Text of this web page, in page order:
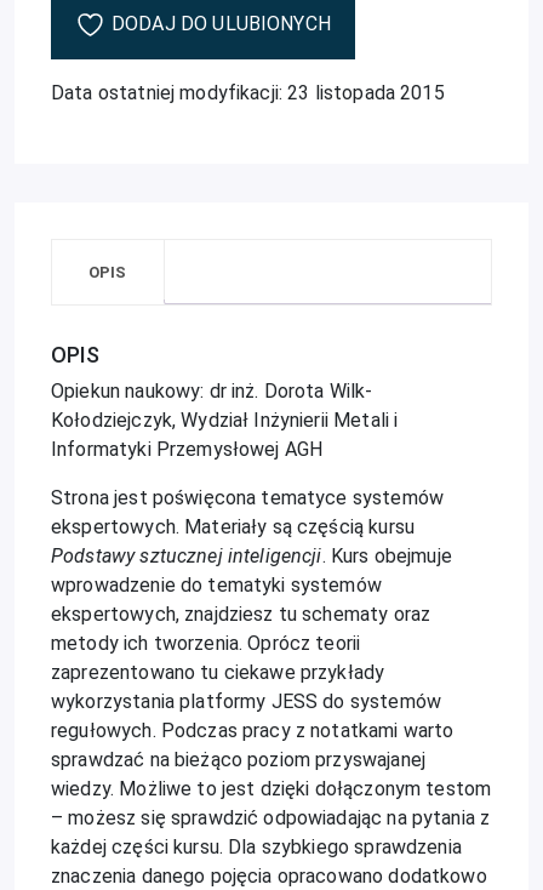
DODAJ DO ULUBIONYCH
Data ostatniej modyfikacji: 23 listopada 2015
OPIS
OPIS
Opiekun naukowy: dr inż. Dorota Wilk-
Kołodziejczyk, Wydział Inżynierii Metali i
Informatyki Przemysłowej AGH
Strona jest poświęcona tematyce systemów
ekspertowych. Materiały są częścią kursu
Podstawy sztucznej inteligencji. Kurs obejmuje
wprowadzenie do tematyki systemów
ekspertowych, znajdziesz tu schematy oraz
metody ich tworzenia. Oprócz teorii
zaprezentowano tu ciekawe przykłady
wykorzystania platformy JESS do systemów
regułowych. Podczas pracy z notatkami warto
sprawdzać na bieżąco poziom przyswajanej
wiedzy. Możliwe to jest dzięki dołączonym testom
– możesz się sprawdzić odpowiadając na pytania z
każdej części kursu. Dla szybkiego sprawdzenia
znaczenia danego pojęcia opracowano dodatkowo